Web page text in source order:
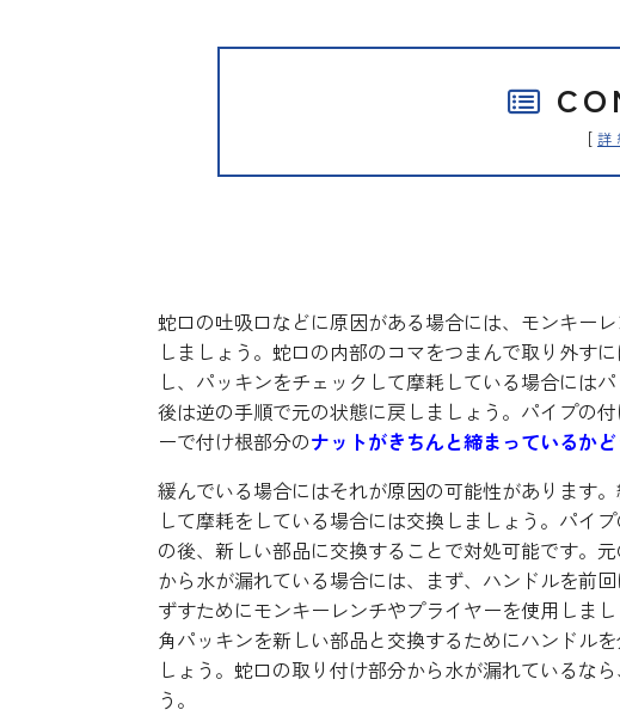
[ 詳
蛇口の吐吸口などに原因がある場合には、モンキー
しましょう。蛇口の内部のコマをつまんで取り外す
し、パッキンをチェックして摩耗している場合には
後は逆の手順で元の状態に戻しましょう。パイプの
ーで付け根部分のナットがきちんと締まっているか
緩んでいる場合にはそれが原因の可能性があります
して摩耗をしている場合には交換しましょう。パイ
の後、新しい部品に交換することで対処可能です。
から水が漏れている場合には、まず、ハンドルを前
ずすためにモンキーレンチやプライヤーを使用しま
角パッキンを新しい部品と交換するためにハンドル
しょう。蛇口の取り付け部分から水が漏れているな
う。